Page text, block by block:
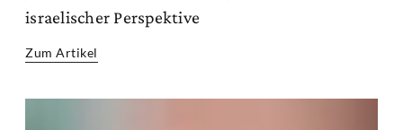
israelischer Perspektive
Zum Artikel